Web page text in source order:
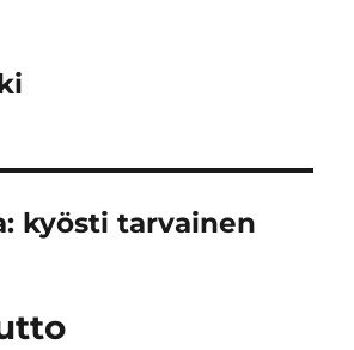
kyösti tarvainen